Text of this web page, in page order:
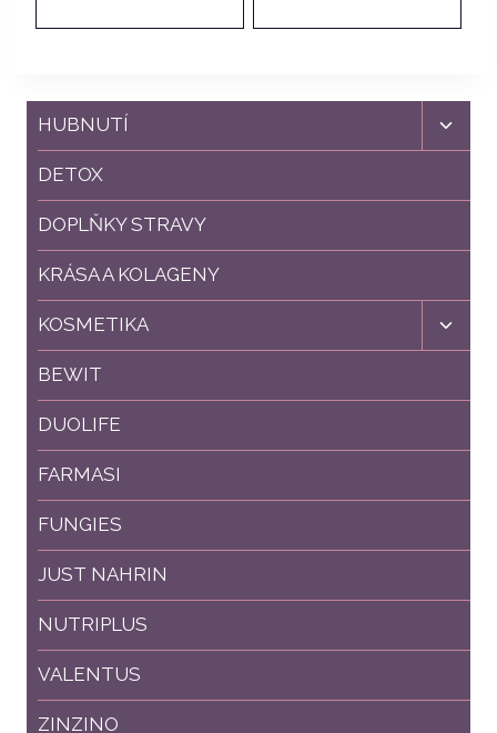
HUBNUTÍ
child
DETOX
DOPLŇKY STRAVY
KRÁSA A KOLAGENY
KOSMETIKA
child
BEWIT
DUOLIFE
FARMASI
FUNGIES
JUST NAHRIN
NUTRIPLUS
VALENTUS
ZINZINO